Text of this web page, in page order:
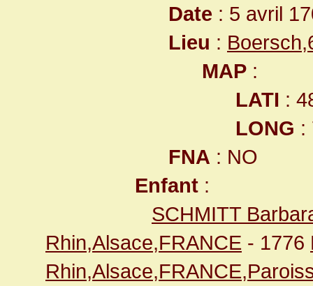
Date : 5 avril
Lieu :
MAP :
LATI :
LONG :
FNA : NO
Enfant :
SCHMITT
Rhin,Alsace,FRANCE - 1776